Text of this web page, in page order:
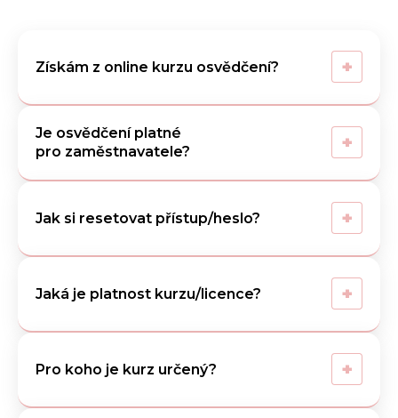
Získám z online kurzu osvědčení? +
Je osvědčení platné
pro zaměstnavatele?
+
Jak si resetovat přístup/heslo? +
Jaká je platnost kurzu/licence? +
Pro koho je kurz určený? +